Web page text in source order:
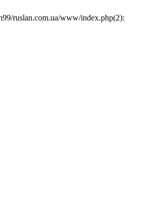
ruslan.com.ua/www/index.php(2):